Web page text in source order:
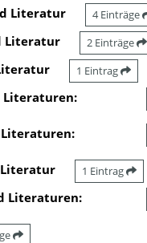
Literatur 4 Einträge
Literatur 2 Einträge
1 Eintrag
Literaturen:
Literaturen:
Literatur 1 Eintrag
Literaturen: